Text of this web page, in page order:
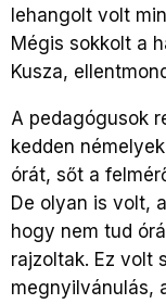
lehangolt volt
Mégis sokkolt a
Kusza,
A pedagógusok
kedden
órát, sőt a
De olyan is volt,
hogy nem tud
rajzoltak. Ez volt
megnyilvánulás,